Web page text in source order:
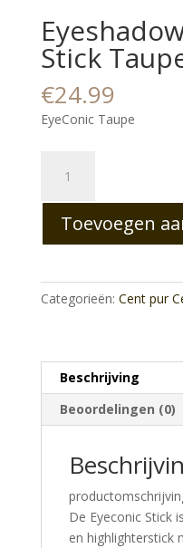
Stick
€24.99
EyeConic Taupe
Eyeconic
Stick
Taupe
Toevoegen
Categorieën: Cent pur
Beschrijving
Beoordelingen (0)
De Eyeconic Stick
en highlighterstick